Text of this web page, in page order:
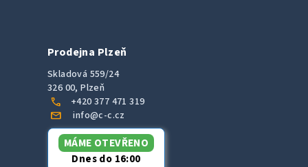
Prodejna Plzeň
Skladová 559/24
326 00, Plzeň
call +420 377 471 319
mail info@c-c.cz
MÁME OTEVŘENO
Dnes do 16:00